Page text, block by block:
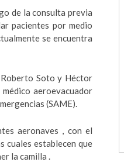
de la consulta previa
pacientes por medio
se encuentra
Soto y Héctor
aeroevacuador
(SAME).
aeronaves , con el
cuales establecen que
la camilla .